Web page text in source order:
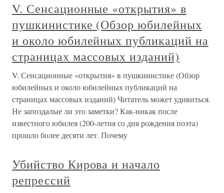
V. Сенсационные «открытия» в
пушкинистике (Обзор юбилейных
и около юбилейных публикаций на
страницах массовых изданий)
V. Сенсационные «открытия» в пушкинистике (Обзор
юбилейных и около юбилейных публикаций на
страницах массовых изданий) Читатель может удивиться.
Не запоздалые ли это заметки? Как-никак после
известного юбилея (200-летия со дня рождения поэта)
прошло более десяти лет. Почему
Убийство Кирова и начало
репрессий